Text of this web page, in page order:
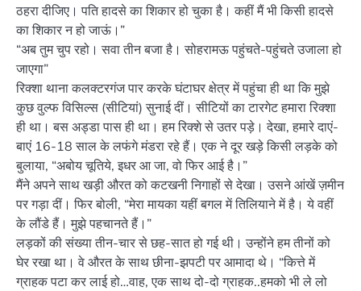
ठहरा दीजिए। पति हादसे का शिकार हो चुका है। कहीं मैं भी किसी हादसे
का शिकार न हो जाऊं।”
“अब तुम चुप रहो। सवा तीन बजा है। सोहरामऊ पहुंचते-पहुंचते उजाला हो
जाएगा”
रिक्शा थाना कलक्टरगंज पार करके घंटाघर क्षेत्र में पहुंचा ही था कि मुझे
कुछ वुल्फ विसिल्स (सीटियां) सुनाई दीं। सीटियों का टारगेट हमारा रिक्शा
ही था। बस अड्डा पास ही था। हम रिक्शे से उतर पड़े। देखा, हमारे दाएं-
बाएं 16-18 साल के लफंगे मंडरा रहे हैं। एक ने दूर खड़े किसी लड़के को
बुलाया, “अबोय चूतिये, इधर आ जा, वो फिर आई है।”
मैंने अपने साथ खड़ी औरत को कटखनी निगाहों से देखा। उसने आंखें ज़मीन
पर गड़ा दीं। फिर बोली, “मेरा मायका यहीं बगल में तिलियाने में है। ये वहीं
के लौंडे हैं। मुझे पहचानते हैं।”
लड़कों की संख्या तीन-चार से छह-सात हो गई थी। उन्होंने हम तीनों को
घेर रखा था। वे औरत के साथ छीना-झपटी पर आमादा थे। “कित्ते में
ग्राहक पटा कर लाई हो…वाह, एक साथ दो-दो ग्राहक..हमको भी ले लो